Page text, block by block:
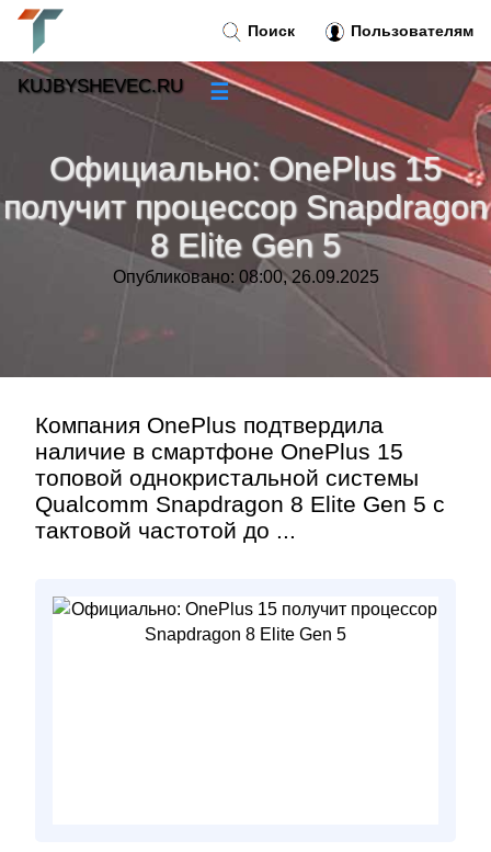
Официально: OnePlus 15
получит процессор Snapdragon
8 Elite Gen 5
Опубликовано: 08:00, 26.09.2025
Компания OnePlus подтвердила
наличие в смартфоне OnePlus 15
топовой однокристальной системы
Qualcomm Snapdragon 8 Elite Gen 5 с
тактовой частотой до ...
Поиск Пользователям
KUJBYSHEVEC.RU ☰
Новости»
Тренды новостей»
Рубрики»
Контакт»